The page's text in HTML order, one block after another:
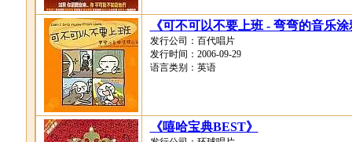
《可不可以不要上班 - 弯弯的音乐
发行公司：百代唱片
发行时间：2006-09-29
语言类别：英语
《嘻哈宝典BEST》